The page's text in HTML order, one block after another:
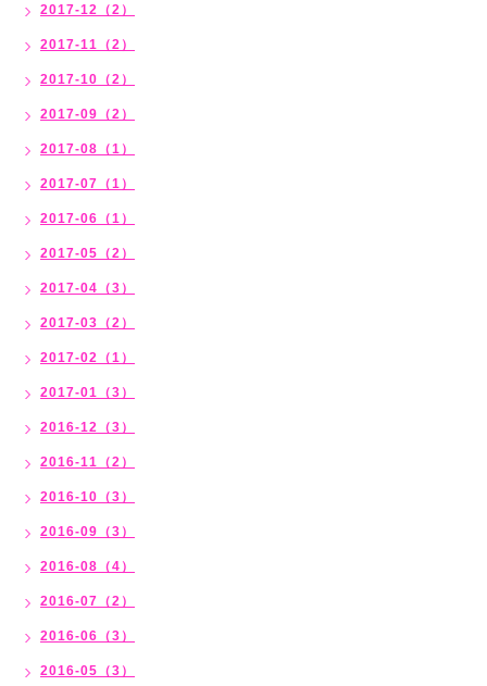
2017-12（2）
2017-11（2）
2017-10（2）
2017-09（2）
2017-08（1）
2017-07（1）
2017-06（1）
2017-05（2）
2017-04（3）
2017-03（2）
2017-02（1）
2017-01（3）
2016-12（3）
2016-11（2）
2016-10（3）
2016-09（3）
2016-08（4）
2016-07（2）
2016-06（3）
2016-05（3）